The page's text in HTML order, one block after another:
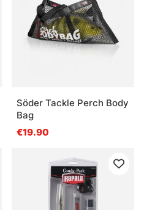
Söder Tackle Perch Body
Bag
€19.90